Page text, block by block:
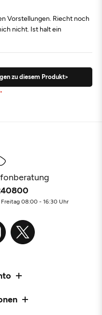
Vorstellungen. Riecht noch
nicht. Ist halt ein
zu diesem Produkt>
08:00 - 16:30 Uhr